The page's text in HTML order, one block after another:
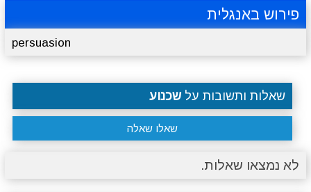
פירוש באנגלית
persuasion
שאלות ותשובות על שכנוע
שאלו שאלה
לא נמצאו שאלות.